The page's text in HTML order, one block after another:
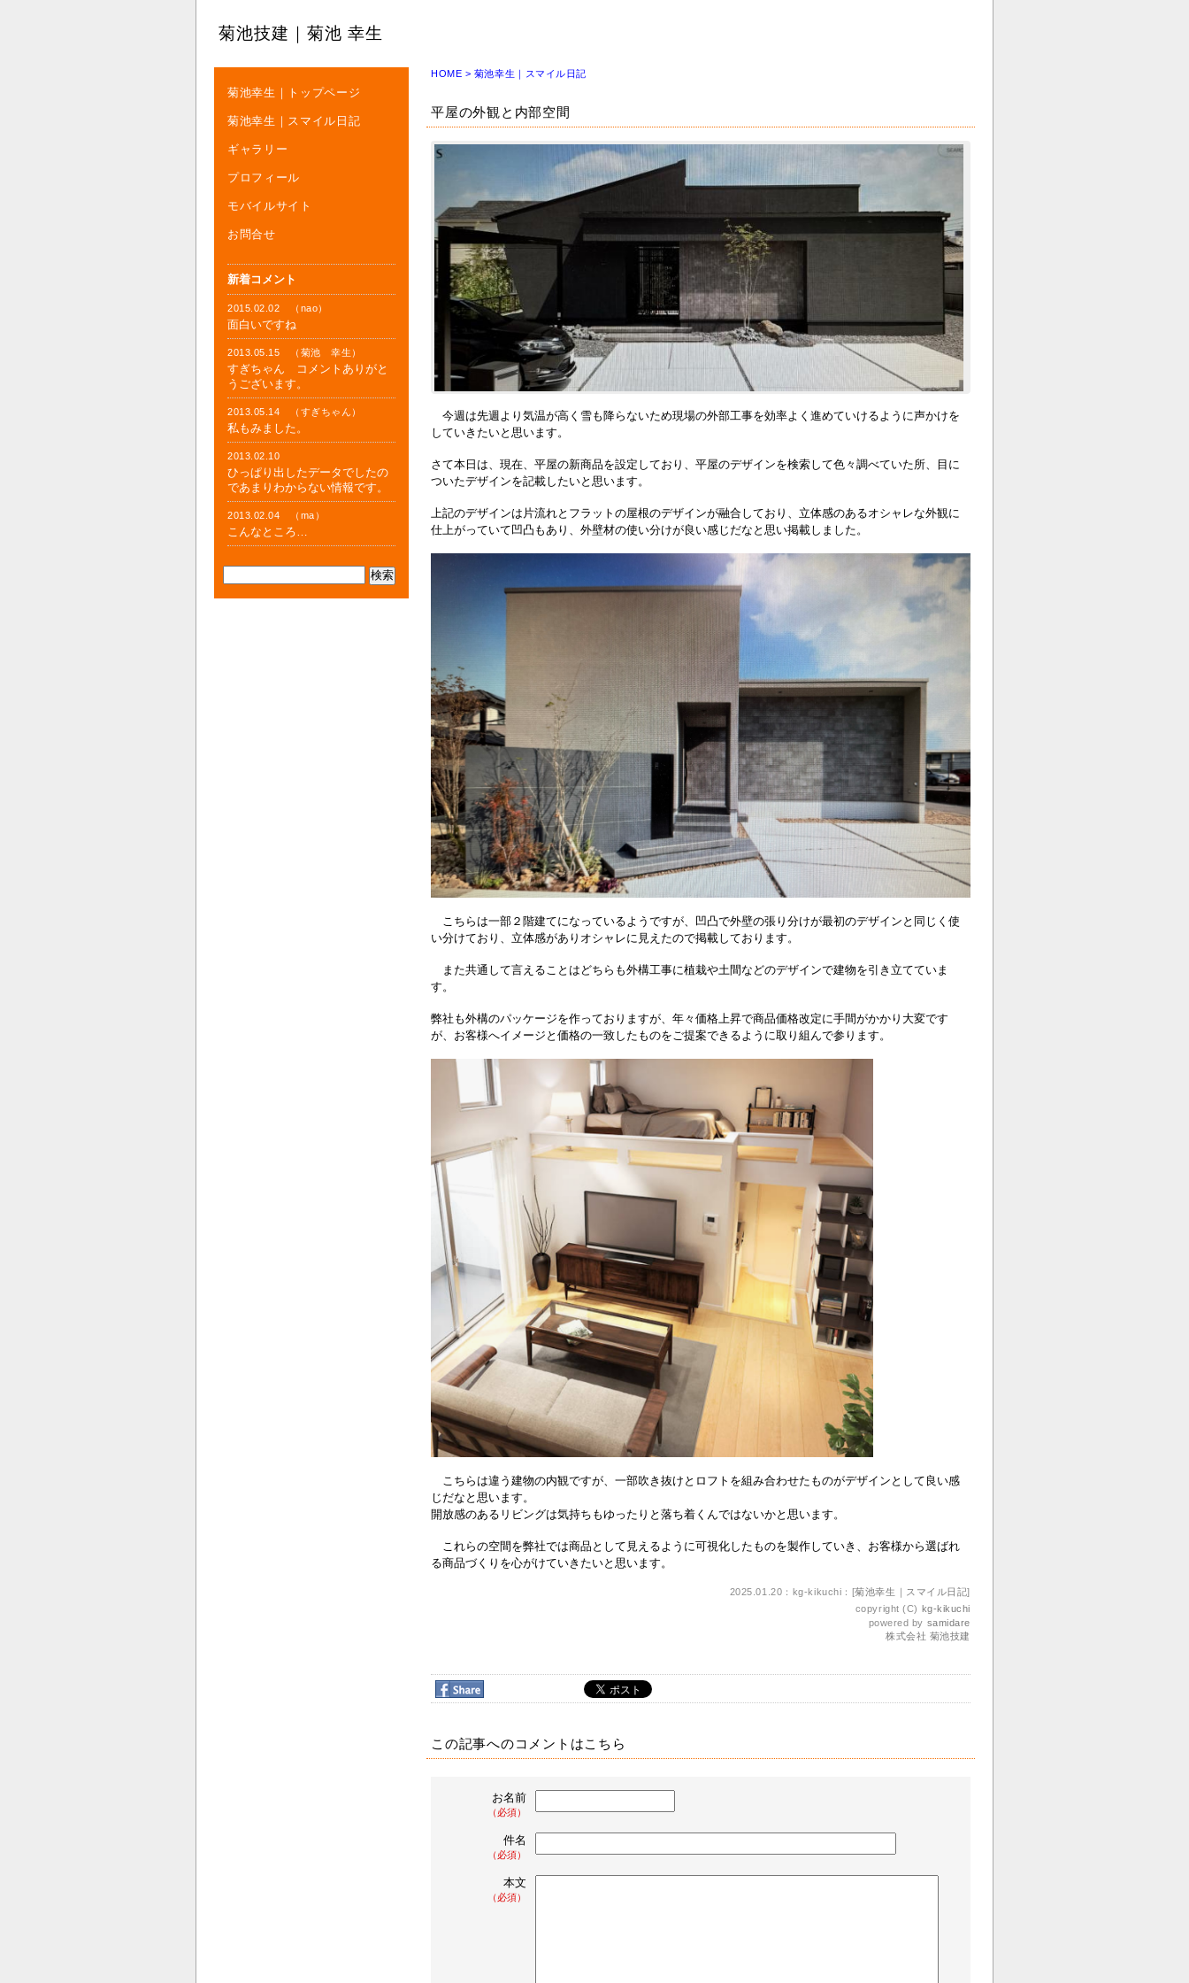
菊池技建｜菊池 幸生
菊池幸生｜トップページ
菊池幸生｜スマイル日記
ギャラリー
プロフィール
モバイルサイト
お問合せ
新着コメント
2015.02.02 （nao）
面白いですね
2013.05.15 （菊池 幸生）
すぎちゃん コメントありがと
うございます。
2013.05.14 （すぎちゃん）
私もみました。
2013.02.10
ひっぱり出したデータでしたの
であまりわからない情報です。
2013.02.04 （ma）
こんなところ…
HOME > 菊池幸生｜スマイル日記
平屋の外観と内部空間
今週は先週より気温が高く雪も降らないため現場の外部工事を効率よく進めていけるように声かけを
していきたいと思います。
さて本日は、現在、平屋の新商品を設定しており、平屋のデザインを検索して色々調べていた所、目に
ついたデザインを記載したいと思います。
上記のデザインは片流れとフラットの屋根のデザインが融合しており、立体感のあるオシャレな外観に
仕上がっていて凹凸もあり、外壁材の使い分けが良い感じだなと思い掲載しました。
こちらは一部２階建てになっているようですが、凹凸で外壁の張り分けが最初のデザインと同じく使
い分けており、立体感がありオシャレに見えたので掲載しております。
また共通して言えることはどちらも外構工事に植栽や土間などのデザインで建物を引き立てていま
す。
弊社も外構のパッケージを作っておりますが、年々価格上昇で商品価格改定に手間がかかり大変です
が、お客様へイメージと価格の一致したものをご提案できるように取り組んで参ります。
こちらは違う建物の内観ですが、一部吹き抜けとロフトを組み合わせたものがデザインとして良い感
じだなと思います。
開放感のあるリビングは気持ちもゆったりと落ち着くんではないかと思います。
これらの空間を弊社では商品として見えるように可視化したものを製作していき、お客様から選ばれ
る商品づくりを心がけていきたいと思います。
2025.01.20：kg-kikuchi：[菊池幸生｜スマイル日記]
copyright (C) kg-kikuchi
powered by samidare
株式会社 菊池技建
この記事へのコメントはこちら
お名前
（必須）
件名
（必須）
本文
（必須）